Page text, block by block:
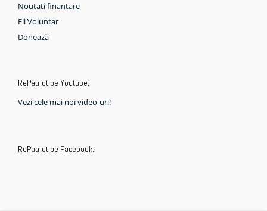
Noutati finantare
Fii Voluntar
Donează
RePatriot pe Youtube:
Vezi cele mai noi video-uri!
RePatriot pe Facebook: